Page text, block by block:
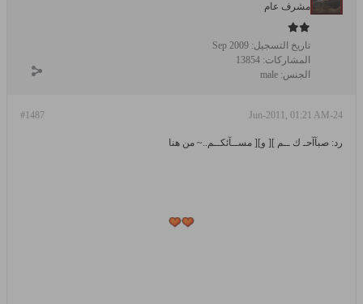
مشرف عام
تاريخ التسجيل: Sep 2009
المشاركات: 13854
الجنس: male
#1487 24-Jun-2011, 01:21 AM
رد: صبآآحـ ك ــم ][ و][ مســآئكــم..~ من هنا